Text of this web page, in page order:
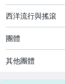
西洋流行與搖滾
團體
其他團體